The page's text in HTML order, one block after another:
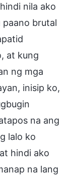
nila ako
paano brutal
at kung
ng mga
inisip ko,
na ang
lalo ko
hindi ako
na lang